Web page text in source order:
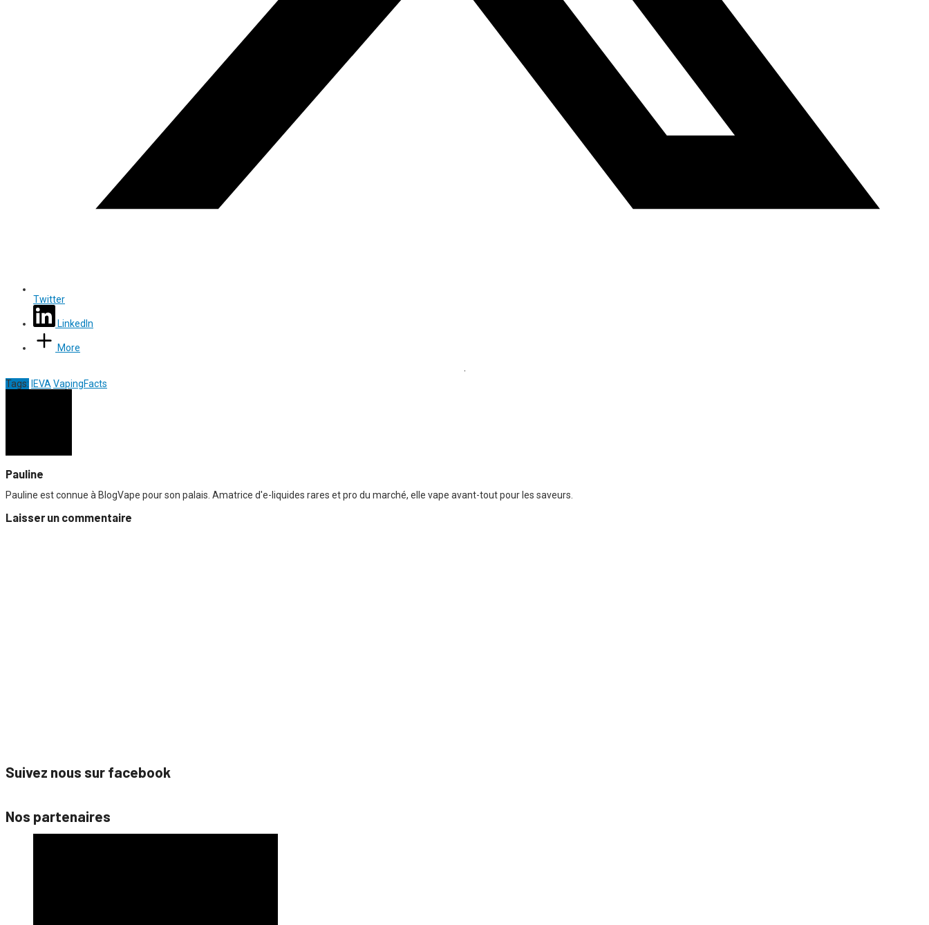
Twitter
LinkedIn
More
Tags: IEVA VapingFacts
Pauline
Pauline est connue à BlogVape pour son palais. Amatrice d'e-liquides rares et pro du marché, elle vape avant-tout pour les saveurs.
Laisser un commentaire
Suivez nous sur facebook
Nos partenaires